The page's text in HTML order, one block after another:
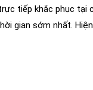
tiếp khắc phục tại
gian sớm nhất.